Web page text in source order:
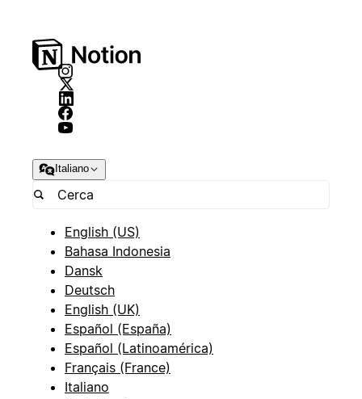
Italiano
English (US)
Bahasa Indonesia
Dansk
Deutsch
English (UK)
Español (España)
Español (Latinoamérica)
Français (France)
Italiano